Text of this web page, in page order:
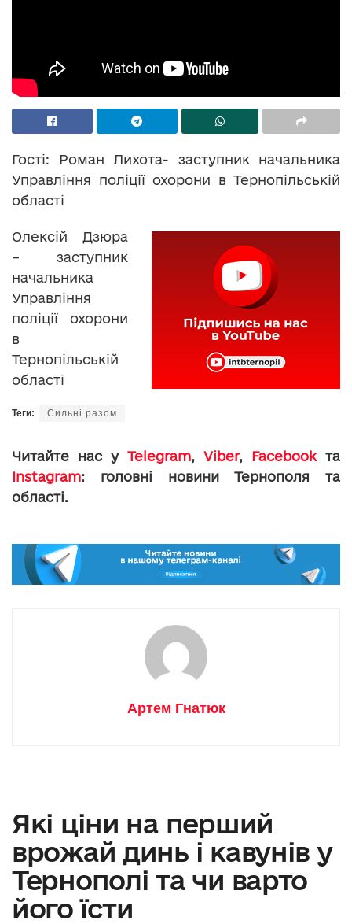
Гості: Роман Лихота- заступник начальника
Управління поліції охорони в Тернопільській
області
Олексій Дзюра
– заступник
начальника
Управління
поліції охорони
в
Тернопільській
області
Теги: Сильні разом
Читайте нас у Telegram, Viber, Facebookта
Instagram: головні новини Тернополя та
області.
Артем Гнатюк
Які ціни на перший
врожай динь і кавунів у
Тернополі та чи варто
його їсти